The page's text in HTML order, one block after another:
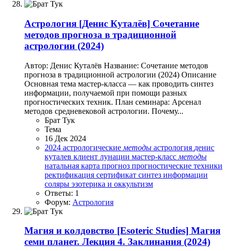
Астрология [Денис Куталёв] Сочетание
методов прогноза в традиционной
астрологии (2024)
Автор: Денис Куталёв Название: Сочетание методов
прогноза в традиционной астрологии (2024) Описание
Основная тема мастер-класса — как проводить синтез
информации, получаемой при помощи разных
прогностических техник. План семинара: Арсенал
методов средневековой астрологии. Почему...
Брат Тук
Тема
16 Дек 2024
2024 астрологические методы астрология денис
куталев клиент лунации мастер-класс методы
натальная карта прогноз прогностические техники
ректификация сертификат синтез информации
соляры эзотерика и оккультизм
Ответы: 1
Форум: Астрология
Магия и колдовство [Esoteric Studies] Магия
семи планет. Лекция 4. Заклинания (2024)